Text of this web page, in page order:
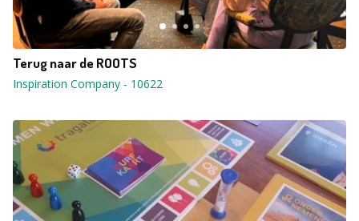
Terug naar de ROOTS
Inspiration Company - 10622